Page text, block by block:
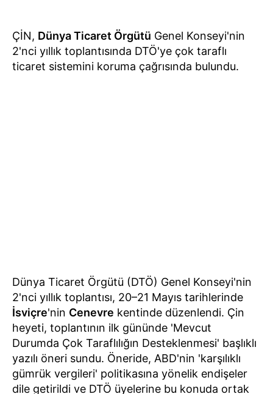
ÇİN, Dünya Ticaret Örgütü Genel Konseyi'nin
2'nci yıllık toplantısında DTÖ'ye çok taraflı
ticaret sistemini koruma çağrısında bulundu.
Dünya Ticaret Örgütü (DTÖ) Genel Konseyi'nin
2'nci yıllık toplantısı, 20–21 Mayıs tarihlerinde
İsviçre'nin Cenevre kentinde düzenlendi. Çin
heyeti, toplantının ilk gününde 'Mevcut
Durumda Çok Taraflılığın Desteklenmesi' başlıklı
yazılı öneri sundu. Öneride, ABD'nin 'karşılıklı
gümrük vergileri' politikasına yönelik endişeler
dile getirildi ve DTÖ üyelerine bu konuda ortak